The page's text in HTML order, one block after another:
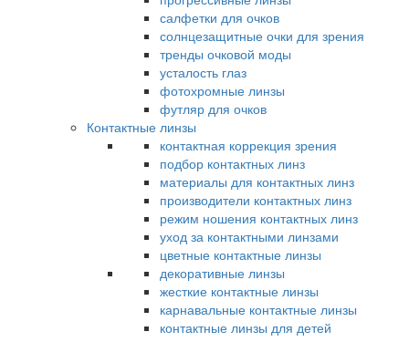
салфетки для очков
солнцезащитные очки для зрения
тренды очковой моды
усталость глаз
фотохромные линзы
футляр для очков
Контактные линзы
контактная коррекция зрения
подбор контактных линз
материалы для контактных линз
производители контактных линз
режим ношения контактных линз
уход за контактными линзами
цветные контактные линзы
декоративные линзы
жесткие контактные линзы
карнавальные контактные линзы
контактные линзы для детей